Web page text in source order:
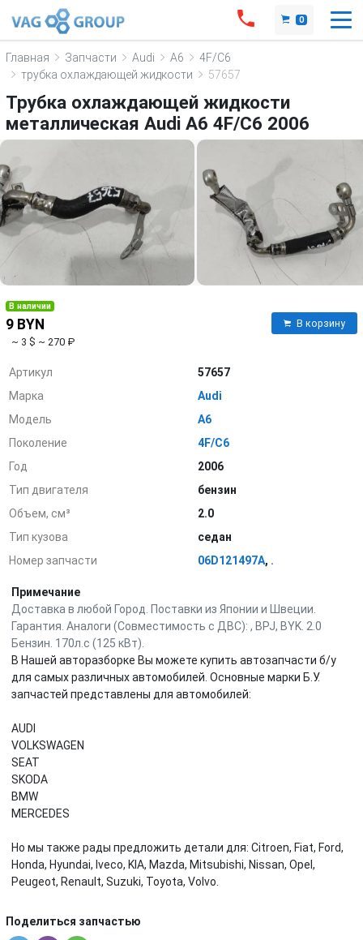
0
Главная Запчасти Audi A6
4F/C6
трубка охлаждающей жидкости
57657
Трубка охлаждающей жидкости
металлическая Audi A6 4F/C6 2006
В наличии
9 BYN
~ 3 $ ~ 270 ₽
В корзину
Артикул
57657
Марка
Audi
Модель
A6
Поколение
4F/C6
Год
2006
Тип двигателя
бензин
Объем, см³
2.0
Тип кузова
седан
Номер запчасти
06D121497A, .
Примечание
Доставка в любой Город. Поставки из Японии и Швеции.
Гарантия. Аналоги (Совместимость с ДВС): , BPJ, BYK. 2.0
Бензин. 170л.с (125 кВт).
В Нашей авторазборке Вы можете купить автозапчасти б/у
для самых различных автомобилей. Основные марки Б.У.
запчастей представлены для автомобилей:
AUDI
VOLKSWAGEN
SEAT
SKODA
BMW
MERCEDES
Но мы также рады предложить детали для: Citroen, Fiat, Ford,
Honda, Hyundai, Iveco, KIA, Mazda, Mitsubishi, Nissan, Opel,
Peugeot, Renault, Suzuki, Toyota, Volvo.
Поделиться запчастью